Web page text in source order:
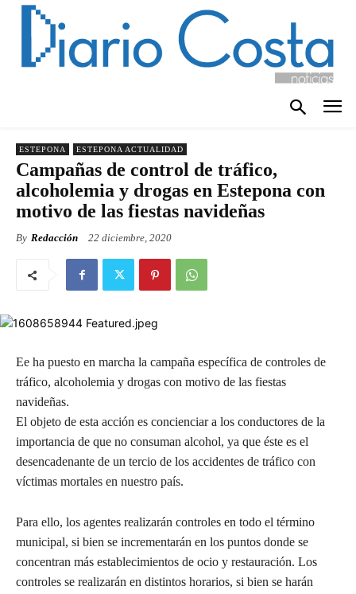
ESTEPONA ESTEPONA ACTUALIDAD
Campañas de control de tráfico,
alcoholemia y drogas en Estepona con
motivo de las fiestas navideñas
By Redacción 22 diciembre, 2020
Ee ha puesto en marcha la campaña específica de controles de
tráfico, alcoholemia y drogas con motivo de las fiestas
navideñas.
El objeto de esta acción es concienciar a los conductores de la
importancia de que no consuman alcohol, ya que éste es el
desencadenante de un tercio de los accidentes de tráfico con
víctimas mortales en nuestro país.
Para ello, los agentes realizarán controles en todo el término
municipal, si bien se incrementarán en los puntos donde se
concentran más establecimientos de ocio y restauración. Los
controles se realizarán en distintos horarios, si bien se harán